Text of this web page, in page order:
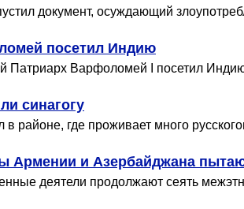
документ, осуждающий
посетил Индию
Патриарх Варфоломей I посетил
синагогу
в районе, где проживает много
Армении и Азербайджана
деятели продолжают сеять